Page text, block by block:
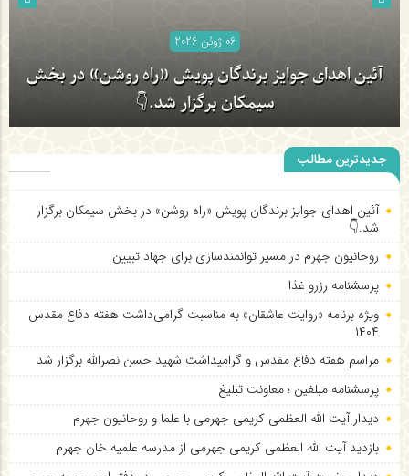
06 ژوئن 2026
سیمکان برگزار شد.👇
06 ژوئن 2026
روحانیون جهرم در مسیر توانمندسازی برای جهاد تبیین
جدیدترین مطالب
آئین اهدای جوایز برندگان پویش «راه روشن» در بخش سیمکان برگزار
شد.👇
روحانیون جهرم در مسیر توانمندسازی برای جهاد تبیین
پرسشنامه رزرو غذا
ویژه برنامه «روایت عاشقان» به مناسبت گرامی‌داشت هفته دفاع مقدس
۱۴۰۴
مراسم هفته دفاع مقدس و گرامیداشت شهید حسن نصرالله برگزار شد
پرسشنامه مبلغین ؛ معاونت تبلیغ
دیدار آیت الله العظمی کریمی جهرمی با علما و روحانیون جهرم
بازدید آیت الله العظمی کریمی جهرمی از مدرسه علمیه خان جهرم